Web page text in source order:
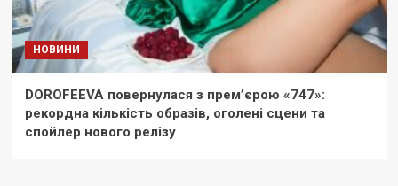
НОВИНИ
DOROFEEVA повернулася з прем’єрою «747»:
рекордна кількість образів, оголені сцени та
спойлер нового релізу